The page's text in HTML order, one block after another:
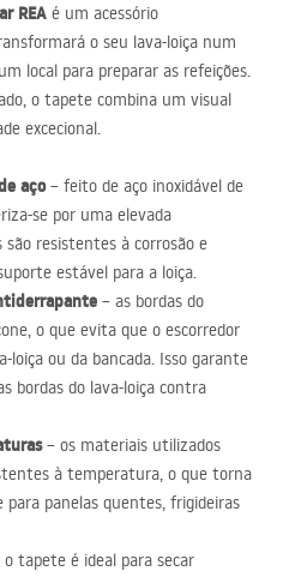
REA é um acessório
o seu lava-loiça num
local para preparar as refeições.
o tapete combina um visual
excecional.
aço– feito de aço inoxidável de
se por uma elevada
são resistentes à corrosão e
estável para a loiça.
– as bordas do
o que evita que o escorredor
loiça ou da bancada. Isso garante
bordas do lava-loiça contra
– os materiais utilizados
à temperatura, o que torna
panelas quentes, frigideiras
o tapete é ideal para secar